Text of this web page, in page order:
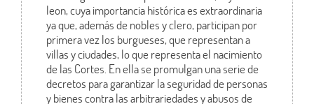
leon, cuya importancia histórica es extraordinaria
ya que, además de nobles y clero, participan por
primera vez los burgueses, que representan a
villas y ciudades, lo que representa el nacimiento
de las Cortes. En ella se promulgan una serie de
decretos para garantizar la seguridad de personas
y bienes contra las arbitrariedades y abusos de